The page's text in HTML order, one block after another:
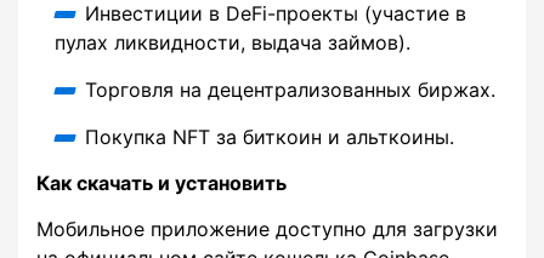
Инвестиции в DeFi-проекты (участие в
пулах ликвидности, выдача займов).
Торговля на децентрализованных биржах.
Покупка NFT за биткоин и альткоины.
Как скачать и установить
Мобильное приложение доступно для загрузки